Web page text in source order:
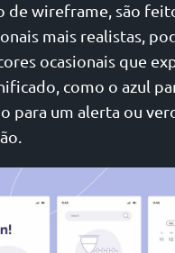
de wireframe, são
mais realistas,
ocasionais que
como o azul
para um alerta ou